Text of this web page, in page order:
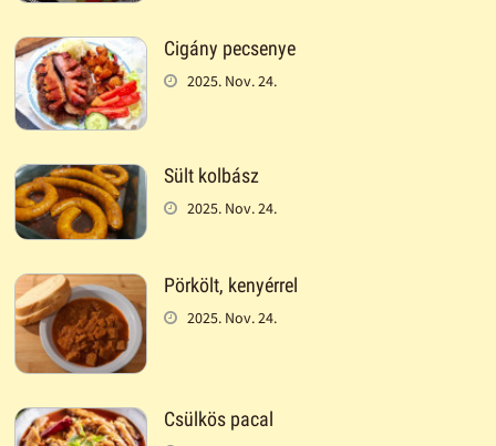
Cigány pecsenye
2025. Nov. 24.
Sült kolbász
2025. Nov. 24.
Pörkölt, kenyérrel
2025. Nov. 24.
Csülkös pacal